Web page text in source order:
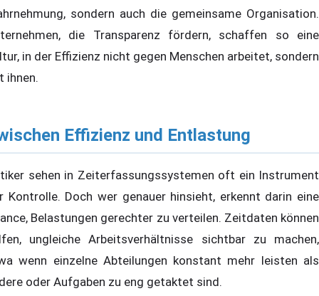
sondern auch die gemeinsame Organisation.
die Transparenz fördern, schaffen so eine
in der Effizienz nicht gegen Menschen arbeitet, sondern
ihnen.
Effizienz und Entlastung
sehen in Zeiterfassungssystemen oft ein Instrument
Kontrolle. Doch wer genauer hinsieht, erkennt darin eine
Belastungen gerechter zu verteilen. Zeitdaten können
ungleiche Arbeitsverhältnisse sichtbar zu machen,
wenn einzelne Abteilungen konstant mehr leisten als
oder Aufgaben zu eng getaktet sind.